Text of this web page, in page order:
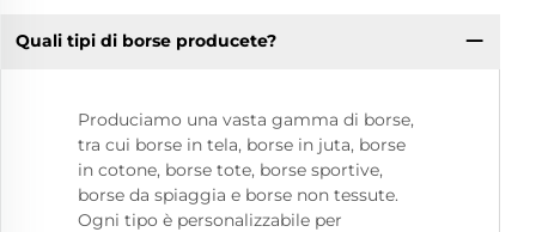
Quali tipi di borse producete?
Produciamo una vasta gamma di borse,
tra cui borse in tela, borse in juta, borse
in cotone, borse tote, borse sportive,
borse da spiaggia e borse non tessute.
Ogni tipo è personalizzabile per